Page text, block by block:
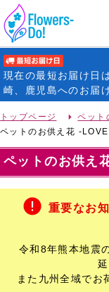
現在の最短お届け日
崎、鹿児島へのお届
トップページ
ペット
ペットのお供え花 -
ペットのお供え
重要なお
令和8年熊本地震
また九州全域でお